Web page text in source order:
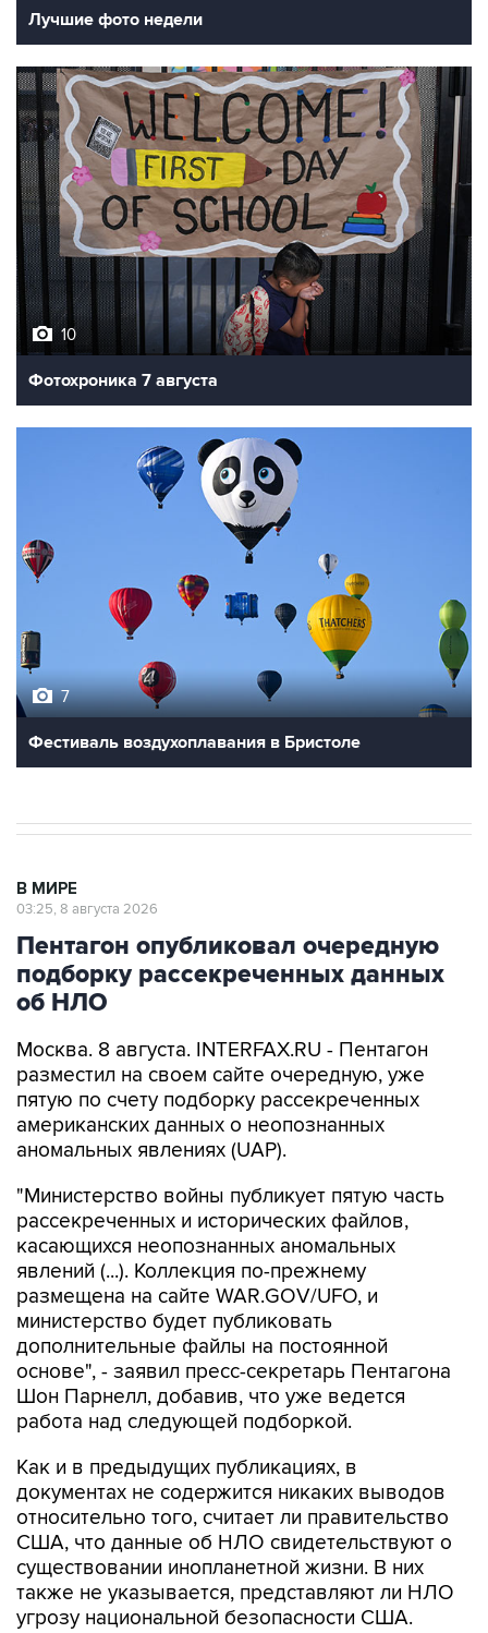
Лучшие фото недели
10
Фотохроника 7 августа
7
Фестиваль воздухоплавания в Бристоле
В МИРЕ
03:25, 8 августа 2026
Пентагон опубликовал очередную
подборку рассекреченных данных
об НЛО
Москва. 8 августа. INTERFAX.RU - Пентагон
разместил на своем сайте очередную, уже
пятую по счету подборку рассекреченных
американских данных о неопознанных
аномальных явлениях (UAP).
"Министерство войны публикует пятую часть
рассекреченных и исторических файлов,
касающихся неопознанных аномальных
явлений (...). Коллекция по-прежнему
размещена на сайте WAR.GOV/UFO, и
министерство будет публиковать
дополнительные файлы на постоянной
основе", - заявил пресс-секретарь Пентагона
Шон Парнелл, добавив, что уже ведется
работа над следующей подборкой.
Как и в предыдущих публикациях, в
документах не содержится никаких выводов
относительно того, считает ли правительство
США, что данные об НЛО свидетельствуют о
существовании инопланетной жизни. В них
также не указывается, представляют ли НЛО
угрозу национальной безопасности США.